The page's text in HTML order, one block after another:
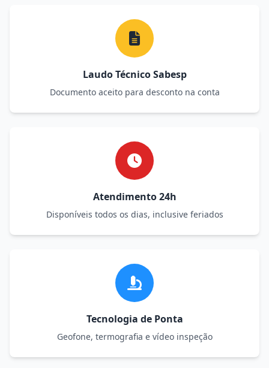
Laudo Técnico Sabesp
Documento aceito para desconto na conta
Atendimento 24h
Disponíveis todos os dias, inclusive feriados
Tecnologia de Ponta
Geofone, termografia e vídeo inspeção